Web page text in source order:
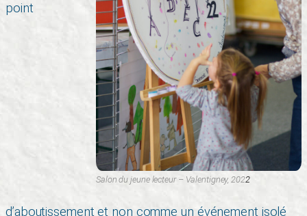
Salon du jeune lecteur – Valentigney, 2022
point
d’aboutissement et non comme un événement isolé